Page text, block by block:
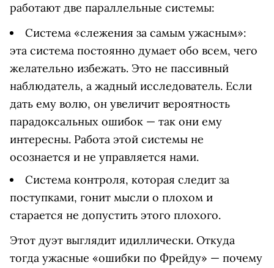
работают две параллельные системы:
Система «слежения за самым ужасным»:
эта система постоянно думает обо всем, чего
желательно избежать. Это не пассивный
наблюдатель, а жадный исследователь. Если
дать ему волю, он увеличит вероятность
парадоксальных ошибок — так они ему
интересны. Работа этой системы не
осознается и не управляется нами.
Система контроля, которая следит за
поступками, гонит мысли о плохом и
старается не допустить этого плохого.
Этот дуэт выглядит идиллически. Откуда
тогда ужасные «ошибки по Фрейду» — почему